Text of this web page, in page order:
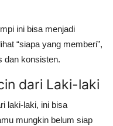
ini bisa menjadi
“siapa yang memberi”,
dan konsisten.
dari Laki-laki
laki-laki, ini bisa
mungkin belum siap